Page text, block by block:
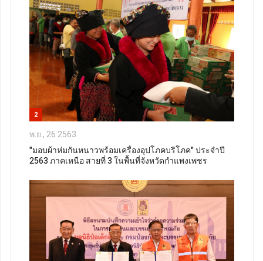
2
พ.ย., 26 2563
"มอบผ้าห่มกันหนาวพร้อมเครื่องอุปโภคบริโภค" ประจำปี
2563 ภาคเหนือ สายที่ 3 ในพื้นที่จังหวัดกำแพงเพชร